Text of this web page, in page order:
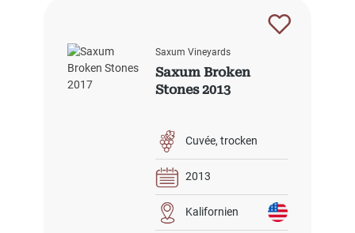
Saxum Vineyards
Saxum Broken
Stones 2013
Cuvée trocken
2013
Kalifornien